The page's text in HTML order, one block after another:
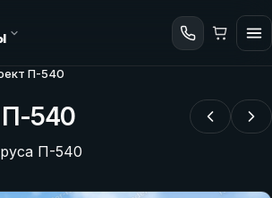
П-540
П-540
П-540